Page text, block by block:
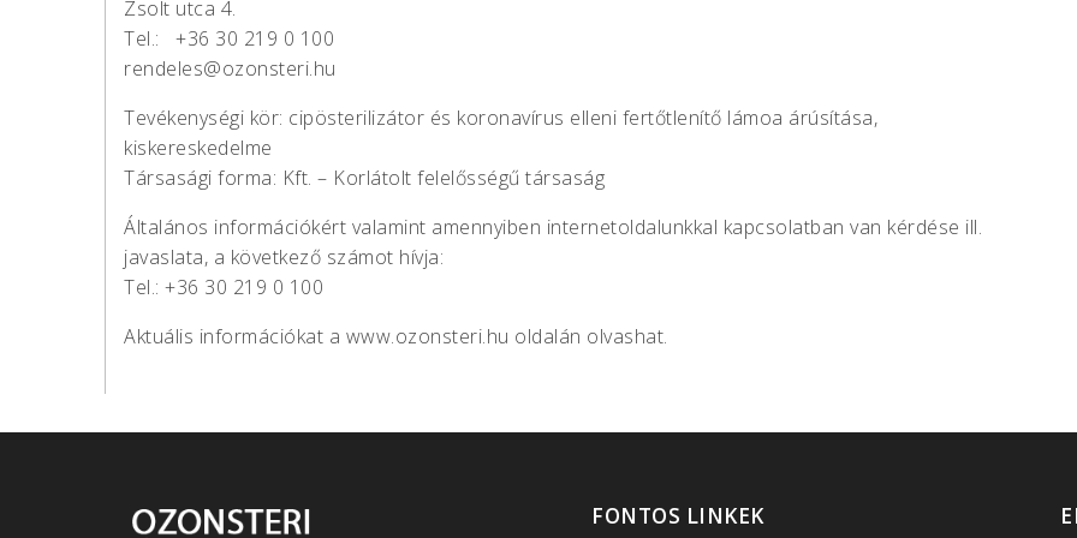
Zsolt utca 4.
Tel.: +36 30 219 0 100
rendeles@ozonsteri.hu
Tevékenységi kör: cipösterilizátor és koronavírus elleni fertőtlenítő lámoa árúsítása,
kiskereskedelme
Társasági forma: Kft. – Korlátolt felelősségű társaság
Általános információkért valamint amennyiben internetoldalunkkal kapcsolatban van kérdése ill.
javaslata, a következő számot hívja:
Tel.: +36 30 219 0 100
Aktuális információkat a www.ozonsteri.hu oldalán olvashat.
FONTOS LINKEK